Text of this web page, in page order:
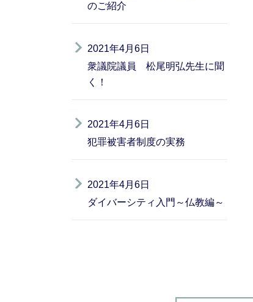
のご紹介
2021年4月6日
衆議院議員 松尾明弘先生に聞
く！
2021年4月6日
犯罪被害者制度の実務
2021年4月6日
ダイバーシティ入門～仏教編～